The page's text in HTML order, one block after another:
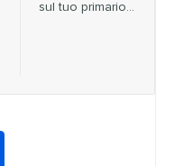
sul tuo primario…